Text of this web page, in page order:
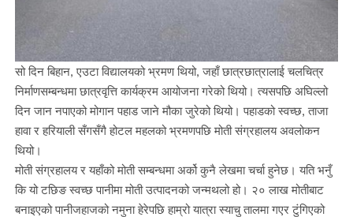
सो दिन बिहान, एउटा विद्यालयको भ्रमण थियो, जहाँ छात्रछात्रालाई चलचित्र
निर्माणसम्बन्धमा छात्रवृत्ति कार्यक्रम आयोजना गरेको थियो। त्यसपछि अघिल्लो
दिन जान नपाएको मोगान पहाड जाने मौका जुरेको थियो। पहाडको स्वच्छ, ताजा
हावा र हरियाली सँगसँगै होटल महलको भ्रमणपछि मोती संग्रहालय अवलोकन
थियो।
मोती संग्रहालय र यहाँको मोती सम्बन्धमा अर्को कुनै लेखमा चर्चा हुनेछ। यति भनुँ
कि यो टछिङ स्वच्छ पानीमा मोती उत्पादनको जन्मथलो हो। २० लाख मोतीबाट
बनाइएको पानीजहाजको नमुना हेरेपछि हाम्रो यात्रा स्याचु तालमा गएर टुंगिएको